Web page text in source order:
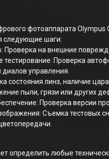
фотоаппарата Olympus
следующие шаги:
Проверка на внешние
тестирование: Проверка
диалов управления.
состояния линз, наличие
пыли, грязи или других
Проверка версии
Съемка тестовых
определить любые